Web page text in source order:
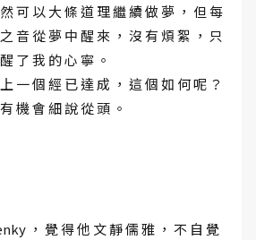
可 以 大 條 道 理 繼 續 做 夢 ， 但 每
音 從 夢 中 醒 來 ， 沒 有 煩 絮 ， 只
了 我 的 心 寧 。
一 個 經 已 達 成 ， 這 個 如 何 呢 ？
機 會 細 說 從 頭 。
， 覺 得 他 文 靜 儒 雅 ， 不 自 覺